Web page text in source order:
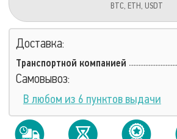
BTC, ETH, USDT
Доставка:
Транспортной компанией
Самовывоз:
В любом из 6 пунктов выдачи